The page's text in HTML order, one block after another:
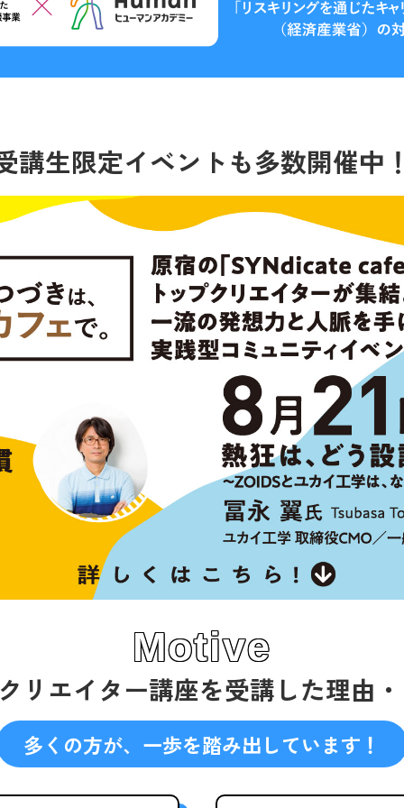
講生限定イベントも多数開催中
リエイター講座を受講した理由
Motive
多くの方が、一歩を踏み出しています！